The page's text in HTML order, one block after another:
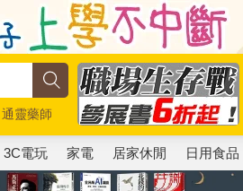
通靈藥師
3C電玩 家電 居家休閒 日用食品